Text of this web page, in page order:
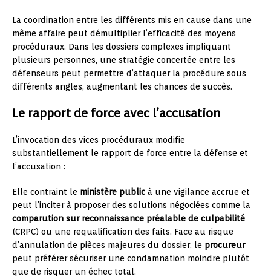
La coordination entre les différents mis en cause dans une
même affaire peut démultiplier l’efficacité des moyens
procéduraux. Dans les dossiers complexes impliquant
plusieurs personnes, une stratégie concertée entre les
défenseurs peut permettre d’attaquer la procédure sous
différents angles, augmentant les chances de succès.
Le rapport de force avec l’accusation
L’invocation des vices procéduraux modifie
substantiellement le rapport de force entre la défense et
l’accusation :
Elle contraint le ministère publicà une vigilance accrue et
peut l’inciter à proposer des solutions négociées comme la
comparution sur reconnaissance préalable de culpabilité
(CRPC) ou une requalification des faits. Face au risque
d’annulation de pièces majeures du dossier, le procureur
peut préférer sécuriser une condamnation moindre plutôt
que de risquer un échec total.